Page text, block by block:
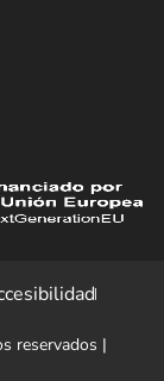
reservados |